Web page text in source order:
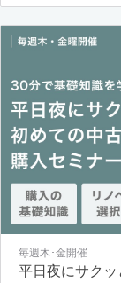
毎週木･金開催
平日夜にサク